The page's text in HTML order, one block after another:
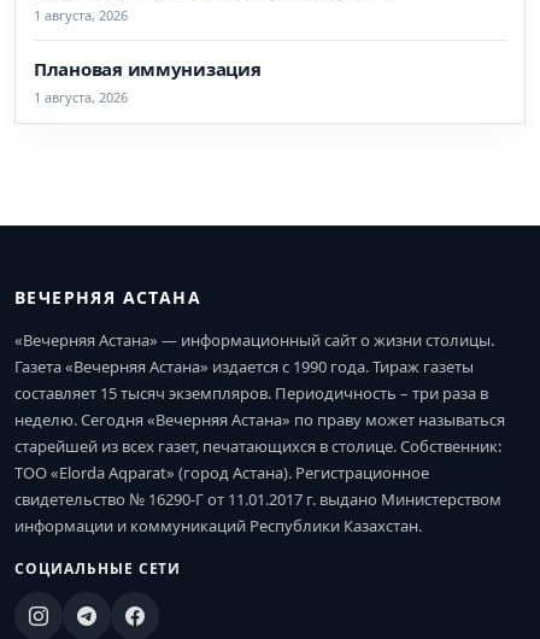
1 августа, 2026
Плановая иммунизация
1 августа, 2026
ВЕЧЕРНЯЯ АСТАНА
«Вечерняя Астана» — информационный сайт о жизни столицы.
Газета «Вечерняя Астана» издается с 1990 года. Тираж газеты
составляет 15 тысяч экземпляров. Периодичность – три раза в
неделю. Сегодня «Вечерняя Астана» по праву может называться
старейшей из всех газет, печатающихся в столице. Собственник:
ТОО «Elorda Aqparat» (город Астана). Регистрационное
свидетельство № 16290-Г от 11.01.2017 г. выдано Министерством
информации и коммуникаций Республики Казахстан.
СОЦИАЛЬНЫЕ СЕТИ